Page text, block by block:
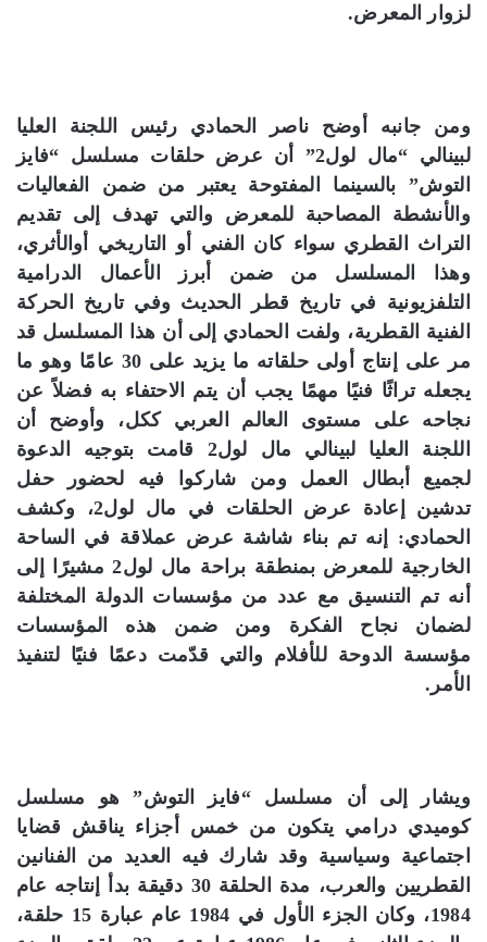
لزوار المعرض.
ومن جانبه أوضح ناصر الحمادي رئيس اللجنة العليا
لبينالي “مال لول2” أن عرض حلقات مسلسل “فايز
التوش” بالسينما المفتوحة يعتبر من ضمن الفعاليات
والأنشطة المصاحبة للمعرض والتي تهدف إلى تقديم
التراث القطري سواء كان الفني أو التاريخي أوالأثري،
وهذا المسلسل من ضمن أبرز الأعمال الدرامية
التلفزيونية في تاريخ قطر الحديث وفي تاريخ الحركة
الفنية القطرية، ولفت الحمادي إلى أن هذا المسلسل قد
مر على إنتاج أولى حلقاته ما يزيد على 30 عامًا وهو ما
يجعله تراثًا فنيًا مهمًا يجب أن يتم الاحتفاء به فضلاً عن
نجاحه على مستوى العالم العربي ككل، وأوضح أن
اللجنة العليا لبينالي مال لول2 قامت بتوجيه الدعوة
لجميع أبطال العمل ومن شاركوا فيه لحضور حفل
تدشين إعادة عرض الحلقات في مال لول2، وكشف
الحمادي: إنه تم بناء شاشة عرض عملاقة في الساحة
الخارجية للمعرض بمنطقة براحة مال لول2 مشيرًا إلى
أنه تم التنسيق مع عدد من مؤسسات الدولة المختلفة
لضمان نجاح الفكرة ومن ضمن هذه المؤسسات
مؤسسة الدوحة للأفلام والتي قدّمت دعمًا فنيًا لتنفيذ
الأمر.
ويشار إلى أن مسلسل “فايز التوش” هو مسلسل
كوميدي درامي يتكون من خمس أجزاء يناقش قضايا
اجتماعية وسياسية وقد شارك فيه العديد من الفنانين
القطريين والعرب، مدة الحلقة 30 دقيقة بدأ إنتاجه عام
1984، وكان الجزء الأول في 1984 عام عبارة 15 حلقة،